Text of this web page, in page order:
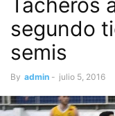
segundo
semis
By admin - julio 5, 2016